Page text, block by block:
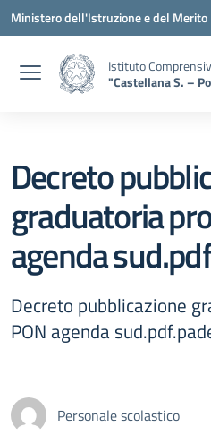
Vai ai contenuti
Vai al menu di navigazione
Vai al footer
Ministero dell'Istruzione e del Merito
Istituto
"Castellana S. –
Decreto
graduatoria
agenda
Decreto pubblicazione
PON agenda
Personale scolastico